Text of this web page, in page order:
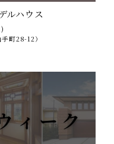
ルハウス
町28-12）